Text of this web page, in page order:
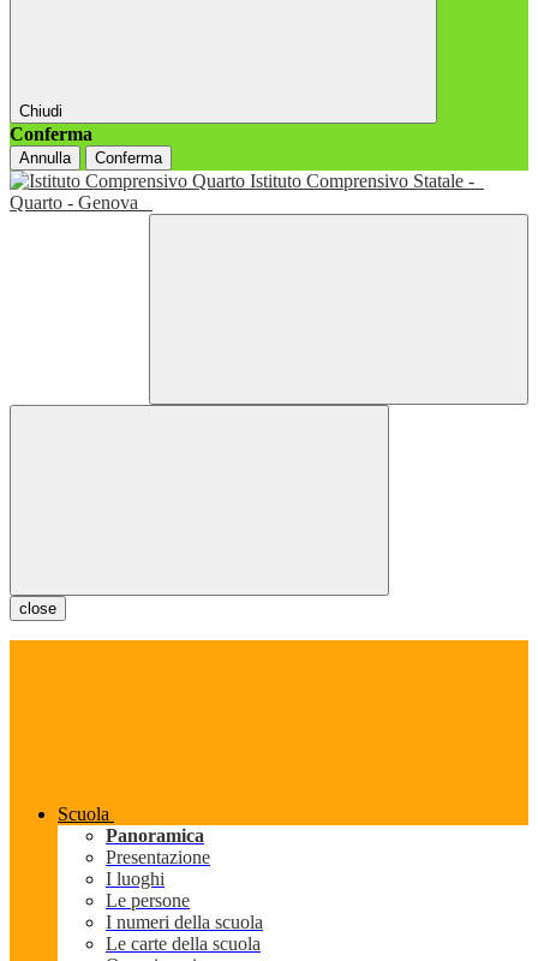
Chiudi
Conferma
Annulla Conferma
Istituto Comprensivo Statale -
Quarto - Genova
close
Scuola
Panoramica
Presentazione
I luoghi
Le persone
I numeri della scuola
Le carte della scuola